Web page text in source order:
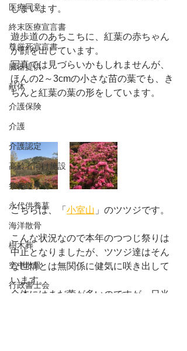
医療同意
終末医療宣言書
尊厳死宣言書
臓器提供
献体
介護保険
介護
介護認定
高齢者向け施設
祭祀継承者
永代供養墓
海洋散骨
樹木葬
空中散骨
行政書士会
しまいます。
遊歩道のあちこちに、紅葉の赤ちゃん
が顔を出しています。
写真では見づらいかもしれませんが、
ほんの2～3cmの小さな苗の葉でも、き
ちんと紅葉の葉の形をしています。
こちらは、「 小室山 」のツツジです。
こんな状況なので本年のつつじ祭りは
中止となりましたが、ツツジ達はそん
な世情とは無関係に健気に咲き出して
います。
全体にはまだ蕾が多いのですが、日当